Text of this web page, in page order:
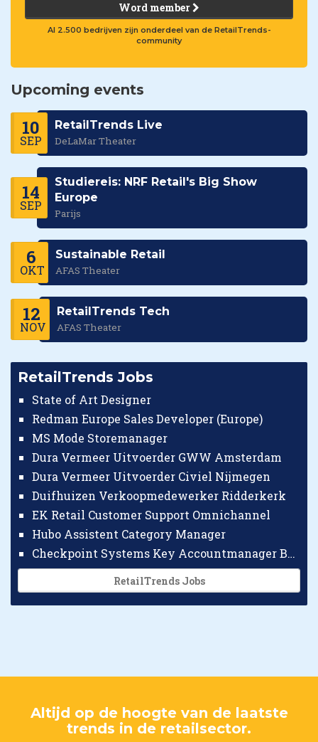
Word member
Al 2.500 bedrijven zijn onderdeel van de RetailTrends-
community
Upcoming events
10
SEP
RetailTrends Live
DeLaMar Theater
14
SEP
Studiereis: NRF Retail's Big Show
Europe
Parijs
6
OKT
Sustainable Retail
AFAS Theater
12
NOV
RetailTrends Tech
AFAS Theater
RetailTrends Jobs
State of Art Designer
Redman Europe Sales Developer (Europe)
MS Mode Storemanager
Dura Vermeer Uitvoerder GWW Amsterdam
Dura Vermeer Uitvoerder Civiel Nijmegen
Duifhuizen Verkoopmedewerker Ridderkerk
EK Retail Customer Support Omnichannel
Hubo Assistent Category Manager
Checkpoint Systems Key Accountmanager Benelux
RetailTrends Jobs
Altijd op de hoogte van de laatste
trends in de retailsector.